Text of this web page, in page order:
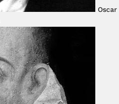
Oscar